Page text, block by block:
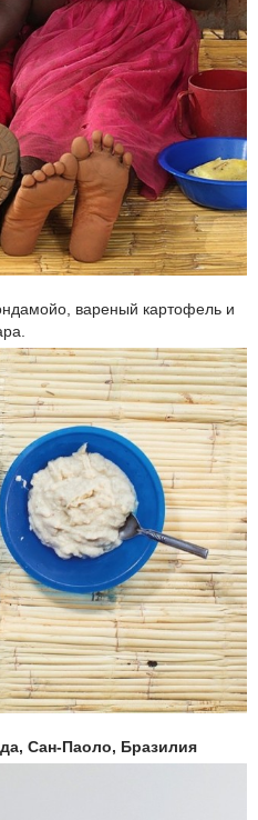
вареный картофель и
Сан-Паоло, Бразилия